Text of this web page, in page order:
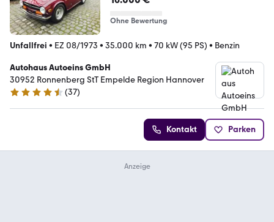
Ohne Bewertung
Unfallfrei • EZ 08/1973 • 35.000 km • 70 kW (95 PS) • Benzin
Autohaus Autoeins GmbH
30952 Ronnenberg StT Empelde Region Hannover
4.7 Sterne
(37)
Kontakt Parken